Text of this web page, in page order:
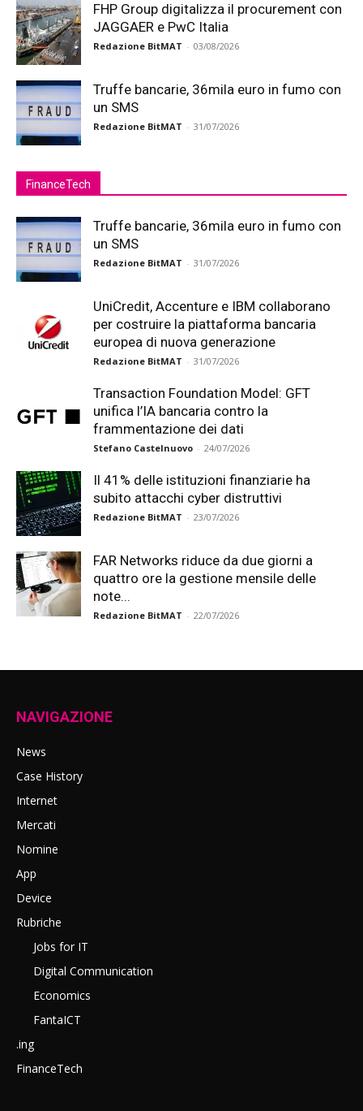
FHP Group digitalizza il procurement con
JAGGAER e PwC Italia
Redazione BitMAT - 03/08/2026
Truffe bancarie, 36mila euro in fumo con
un SMS
Redazione BitMAT - 31/07/2026
FinanceTech
Truffe bancarie, 36mila euro in fumo con
un SMS
Redazione BitMAT - 31/07/2026
UniCredit, Accenture e IBM collaborano
per costruire la piattaforma bancaria
europea di nuova generazione
Redazione BitMAT - 31/07/2026
Transaction Foundation Model: GFT
unifica l’IA bancaria contro la
frammentazione dei dati
Stefano Castelnuovo - 24/07/2026
Il 41% delle istituzioni finanziarie ha
subito attacchi cyber distruttivi
Redazione BitMAT - 23/07/2026
FAR Networks riduce da due giorni a
quattro ore la gestione mensile delle
note...
Redazione BitMAT - 22/07/2026
NAVIGAZIONE
News
Case History
Internet
Mercati
Nomine
App
Device
Rubriche
Jobs for IT
Digital Communication
Economics
FantaICT
.ing
FinanceTech